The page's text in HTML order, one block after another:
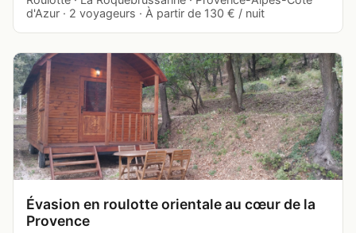
d'Azur · 2 voyageurs · À partir de 130 € / nuit
Évasion en roulotte orientale au cœur de la
Provence